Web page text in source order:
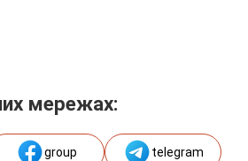
мережах:
group telegram